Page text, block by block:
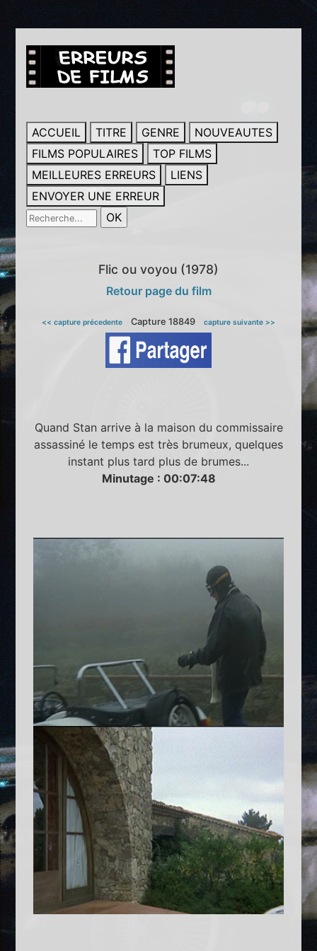
ACCUEIL TITRE GENRE
NOUVEAUTES
FILMS POPULAIRES
TOP FILMS
MEILLEURES ERREURS
LIENS
ENVOYER UNE ERREUR
Flic ou voyou (1978)
Retour page du film
<< capture précedente Capture 18849 capture suivante >>
Quand Stan arrive à la maison du commissaire
assassiné le temps est très brumeux, quelques
instant plus tard plus de brumes...
Minutage : 00:07:48